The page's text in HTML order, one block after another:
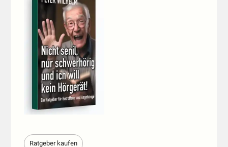
Ratgeber kaufen